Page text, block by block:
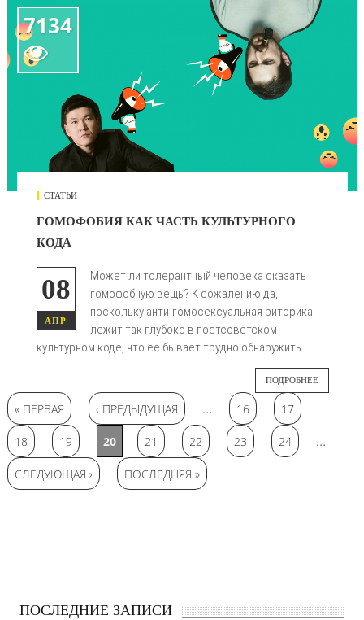
7134

СТАТЬИ
ГОМОФОБИЯ КАК ЧАСТЬ КУЛЬТУРНОГО
КОДА
08
АПР
Может ли толерантный человека сказать
гомофобную вещь? К сожалению да,
поскольку анти-гомосексуальная риторика
лежит так глубоко в постсоветском
культурном коде, что ее бывает трудно обнаружить.
ПОДРОБНЕЕ
Страницы
« ПЕРВАЯ ‹ ПРЕДЫДУЩАЯ … 16 17
18 19 20 21 22 23 24 …
СЛЕДУЮЩАЯ › ПОСЛЕДНЯЯ »
ПОСЛЕДНИЕ ЗАПИСИ